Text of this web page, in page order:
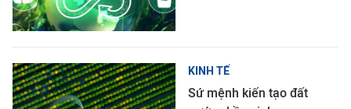
KINH TẾ
Sứ mệnh kiến tạo đất